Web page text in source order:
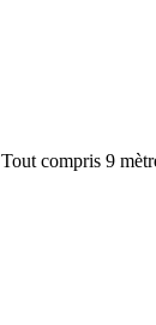
Tout compris 9